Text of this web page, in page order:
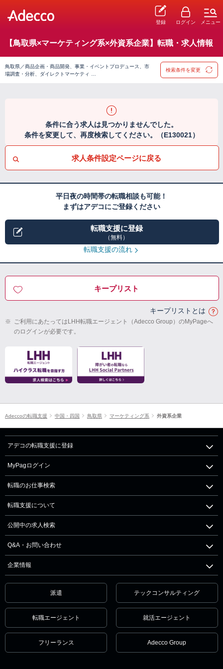
登録 ログイン メニュー
【鳥取県×マーケティング系×外資系企業】転職・求人情報
鳥取県／商品企画・商品開発、事業・イベントプロデュース、市
場調査・分析、ダイレクトマーケティ …
検索条件を変更
条件に合う求人は見つかりませんでした。
条件を変更して、再度検索してください。（E130021）
求人条件設定ページに戻る
平日夜の時間帯の転職相談も可能！
まずはアデコにご登録ください
転職支援に登録
（無料）
転職支援の流れ
キープリスト
キープリストとは
※ ご利用にあたってはLHH転職エージェント（Adecco Group）のMyPageへ
のログインが必要です。
Adeccoの転職支援 中国・四国 鳥取県 マーケティング系 外資系企業
アデコの転職支援に登録
MyPagログイン
転職のお仕事検索
転職支援について
公開中の求人検索
Q&A・お問い合わせ
企業情報
派遣 テックコンサルティング
転職エージェント 就活エージェント
フリーランス Adecco Group